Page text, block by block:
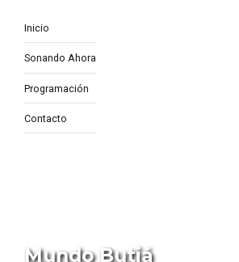
Inicio
Sonando Ahora
Programación
Contacto
Mundo Butiá